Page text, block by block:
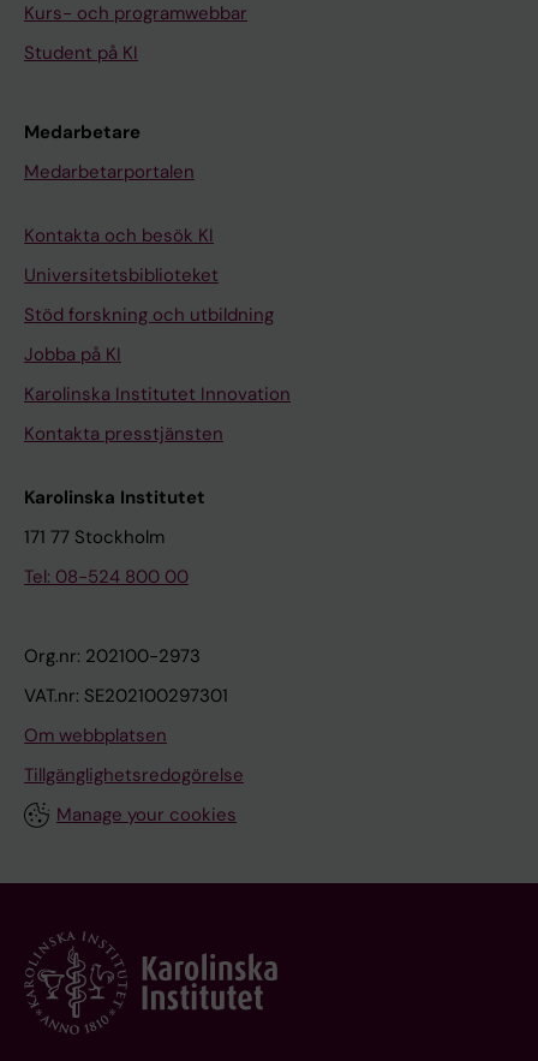
Kurs- och programwebbar
Student på KI
Medarbetare
Medarbetarportalen
Kontakta och besök KI
Universitetsbiblioteket
Stöd forskning och utbildning
Jobba på KI
Karolinska Institutet Innovation
Kontakta presstjänsten
Karolinska Institutet
171 77 Stockholm
Tel: 08-524 800 00
Org.nr: 202100-2973
VAT.nr: SE202100297301
Om webbplatsen
Tillgänglighetsredogörelse
Manage your cookies